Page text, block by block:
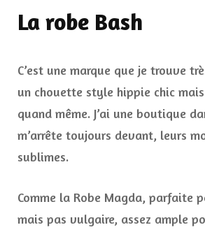
La robe Bash
C’est une marque que je trouve
un chouette style hippie chic
quand même. J’ai une boutique
m’arrête toujours devant, leurs
sublimes.
Comme la Robe Magda, parfaite
mais pas vulgaire, assez ample